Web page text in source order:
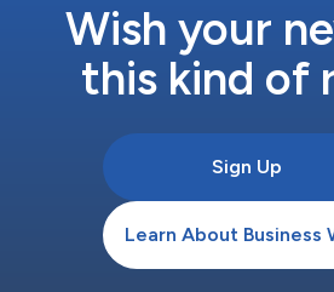
Idemitsu...
Wish your
this kind of
Sign Up
Learn About Business